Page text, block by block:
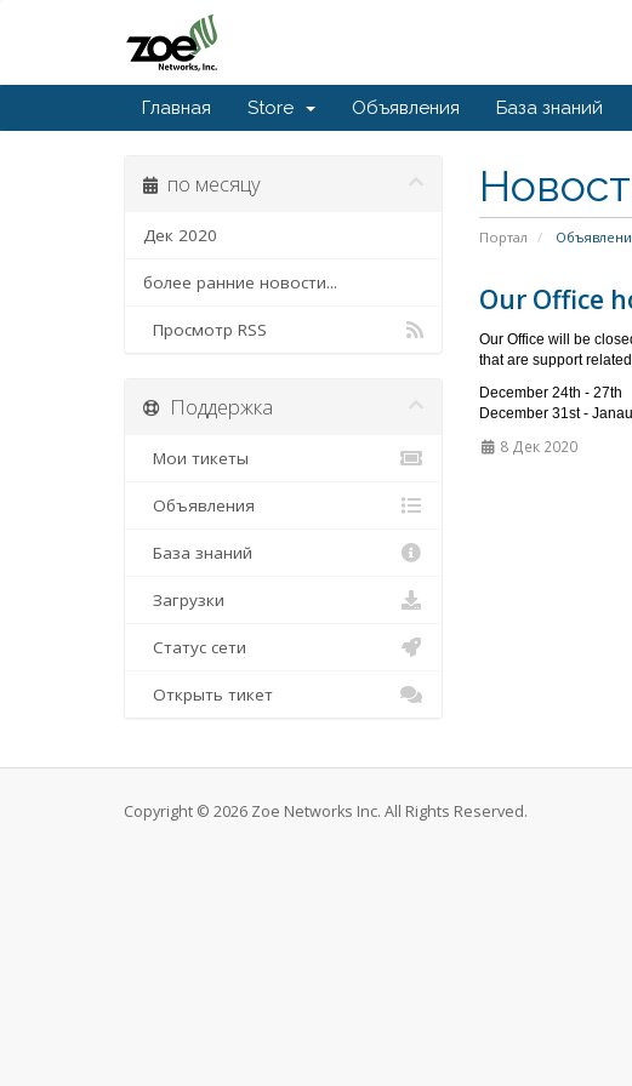
Главная Store Объявления База знаний
Портал
по месяцу
Дек 2020
более ранние новости...
Просмотр RSS
Our Office
Our Office will be
that are support
December 24th - 27th
December 31st -
8 Дек 2020
Поддержка
Мои тикеты
Объявления
База знаний
Загрузки
Статус сети
Открыть тикет
Copyright © 2026 Zoe Networks Inc. All Rights Reserved.